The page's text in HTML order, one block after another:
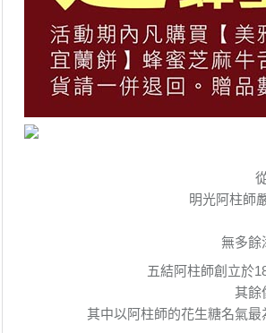
明光阿柱師
無多餘
五結阿柱師創立於
其餘
其中以阿柱師的花生糖名氣